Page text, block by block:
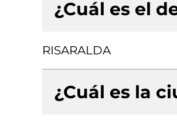
¿Cuál es el
RISARALDA
¿Cuál es la